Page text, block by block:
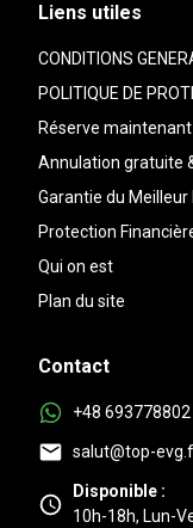
Liens utiles
CONDITIONS
POLITIQUE DE
Réserve
Annulation gratuite
Garantie du Meilleur
Protection
Qui on est
Plan du site
Contact
+48 693778802
salut@top-
Disponible :
10h-18h, Lun-